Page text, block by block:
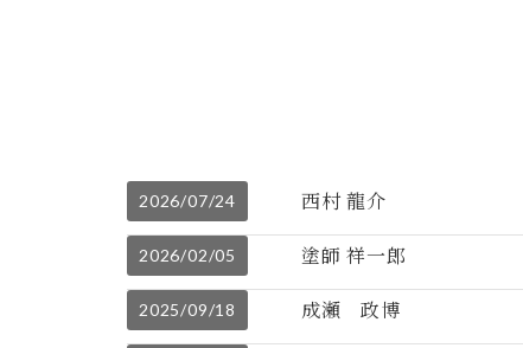
2026/07/24 西村 龍介
2026/02/05 塗師 祥一郎
2025/09/18 成瀬 政博